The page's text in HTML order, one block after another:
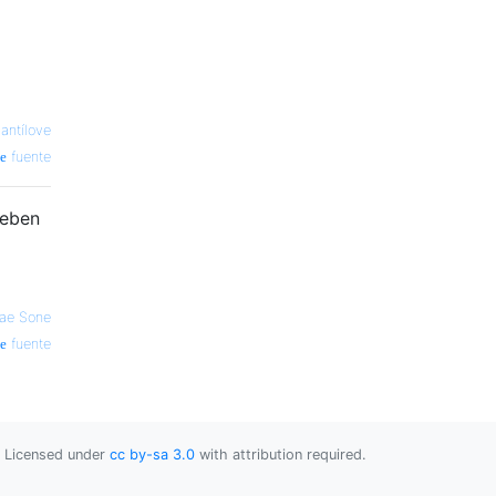
antílove
fuente
Sone
fuente
Licensed under cc by-sa 3.0 with attribution required.